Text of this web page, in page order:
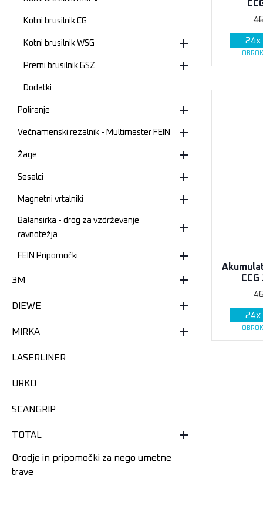
Kotni brusilnik CG
Kotni brusilnik WSG
Premi brusilnik GSZ
Dodatki
Poliranje
Večnamenski rezalnik - Multimaster FEIN
Žage
Sesalci
Magnetni vrtalniki
Balansirka - drog za vzdrževanje
ravnotežja
FEIN Pripomočki
3M
DIEWE
MIRKA
LASERLINER
URKO
SCANGRIP
TOTAL
Orodje in pripomočki za nego umetne
trave
24x
24x